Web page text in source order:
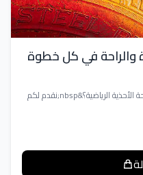
والراحة في كل خطوة
هل تبحث عن حذاء يجمع بين أمان العمل وراحة الأحذية الرياضية؟&nbsp;نقدم لكم